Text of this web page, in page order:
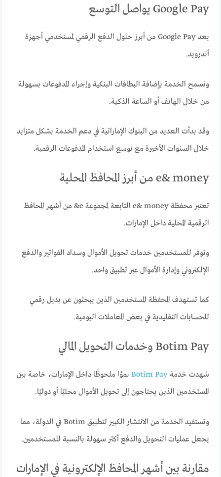
Google Pay يواصل التوسع
يعد Google Pay من أبرز حلول الدفع الرقمي لمستخدمي أجهزة
أندرويد.
وتسمح الخدمة بإضافة البطاقات البنكية وإجراء المدفوعات بسهولة
من خلال الهاتف أو الساعة الذكية.
وقد بدأت العديد من البنوك الإماراتية في دعم الخدمة بشكل متزايد
خلال السنوات الأخيرة مع توسع استخدام المدفوعات الرقمية.
e& money من أبرز المحافظ المحلية
تعتبر محفظة e& money التابعة لمجموعة e& من أشهر المحافظ
الرقمية المحلية داخل الإمارات.
وتوفر للمستخدمين خدمات تحويل الأموال وسداد الفواتير والدفع
الإلكتروني وإدارة الأموال عبر تطبيق واحد.
كما تستهدف المحفظة المستخدمين الذين يبحثون عن بديل رقمي
للحسابات التقليدية في بعض المعاملات اليومية.
Botim Pay وخدمات التحويل المالي
شهدت خدمةBotim Pay نموًا ملحوظًا داخل الإمارات، خاصة بين
المستخدمين الذين يحتاجون إلى تحويل الأموال محليًا أو دوليًا.
وتستفيد الخدمة من الانتشار الكبير لتطبيق Botim في الدولة، مما
يجعل عمليات التحويل والدفع أكثر سهولة بالنسبة للمستخدمين.
مقارنة بين أشهر المحافظ الإلكترونية في الإمارات